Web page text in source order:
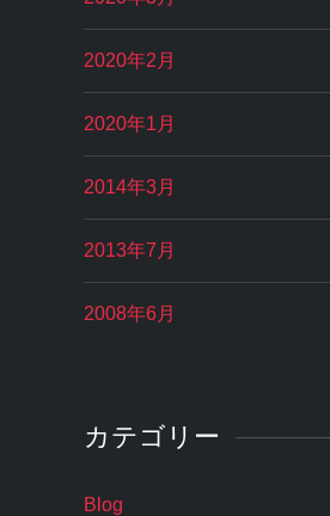
2020年2月
2020年1月
2014年3月
2013年7月
2008年6月
カテゴリー
Blog